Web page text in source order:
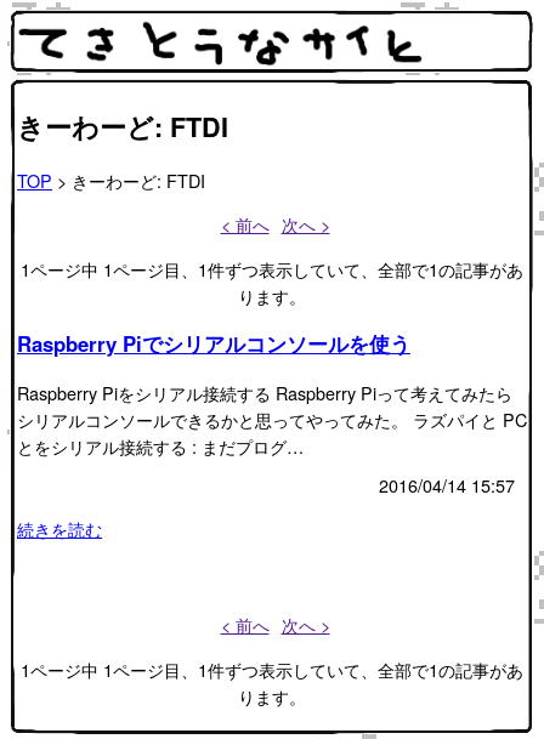
きーわーど: FTDI
TOP > きーわーど: FTDI
< 前へ 次へ >
1ページ中 1ページ目、1件ずつ表示していて、全部で1の記事があ
ります。
Raspberry Piでシリアルコンソールを使う
Raspberry Piをシリアル接続する Raspberry Piって考えてみたら
シリアルコンソールできるかと思ってやってみた。 ラズパイと PC
とをシリアル接続する : まだプログ…
2016/04/14 15:57
続きを読む
< 前へ 次へ >
1ページ中 1ページ目、1件ずつ表示していて、全部で1の記事があ
ります。